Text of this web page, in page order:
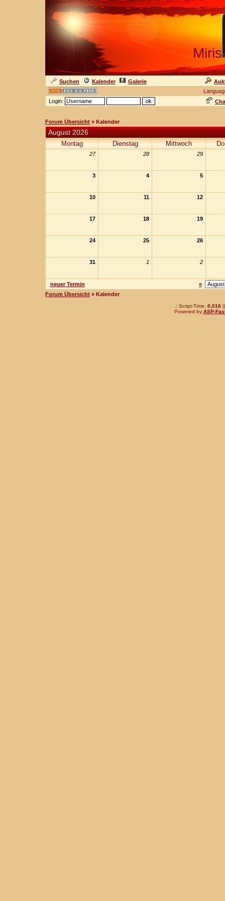
Miris
Suchen Kalender Galerie
Login:
Forum Übersicht » Kalender
August 2026
Montag Dienstag Mittwoch
27 28 29
3 4 5
10 11 12
17 18 19
24 25 26
31 1 2
neuer Termin
«
Forum Übersicht » Kalender
.: Script-Time: 0,016||
Powered by ASP-